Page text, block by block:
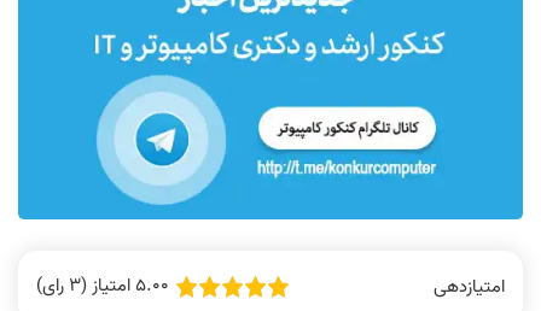
امتیازدهی 5.00 امتیاز (3 رای)